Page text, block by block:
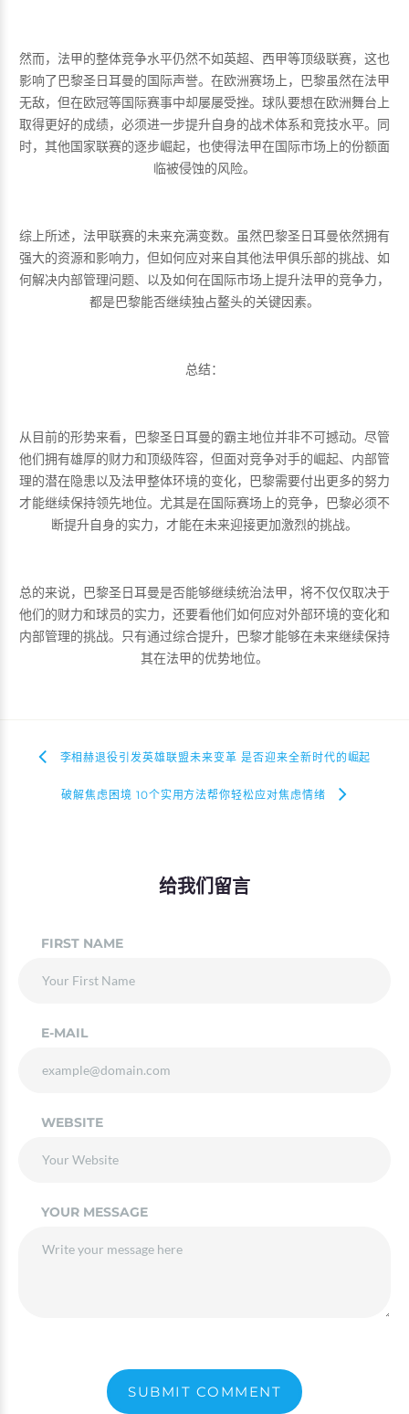
然而，法甲的整体竞争水平仍然不如英超、西甲等顶级联赛，这也
影响了巴黎圣日耳曼的国际声誉。在欧洲赛场上，巴黎虽然在法甲
无敌，但在欧冠等国际赛事中却屡屡受挫。球队要想在欧洲舞台上
取得更好的成绩，必须进一步提升自身的战术体系和竞技水平。同
时，其他国家联赛的逐步崛起，也使得法甲在国际市场上的份额面
临被侵蚀的风险。
综上所述，法甲联赛的未来充满变数。虽然巴黎圣日耳曼依然拥有
强大的资源和影响力，但如何应对来自其他法甲俱乐部的挑战、如
何解决内部管理问题、以及如何在国际市场上提升法甲的竞争力，
都是巴黎能否继续独占鳌头的关键因素。
总结：
从目前的形势来看，巴黎圣日耳曼的霸主地位并非不可撼动。尽管
他们拥有雄厚的财力和顶级阵容，但面对竞争对手的崛起、内部管
理的潜在隐患以及法甲整体环境的变化，巴黎需要付出更多的努力
才能继续保持领先地位。尤其是在国际赛场上的竞争，巴黎必须不
断提升自身的实力，才能在未来迎接更加激烈的挑战。
总的来说，巴黎圣日耳曼是否能够继续统治法甲，将不仅仅取决于
他们的财力和球员的实力，还要看他们如何应对外部环境的变化和
内部管理的挑战。只有通过综合提升，巴黎才能够在未来继续保持
其在法甲的优势地位。
李相赫退役引发英雄联盟未来变革 是否迎来全新时代的崛起
破解焦虑困境 10个实用方法帮你轻松应对焦虑情绪
给我们留言
FIRST NAME
E-MAIL
WEBSITE
YOUR MESSAGE
SUBMIT COMMENT